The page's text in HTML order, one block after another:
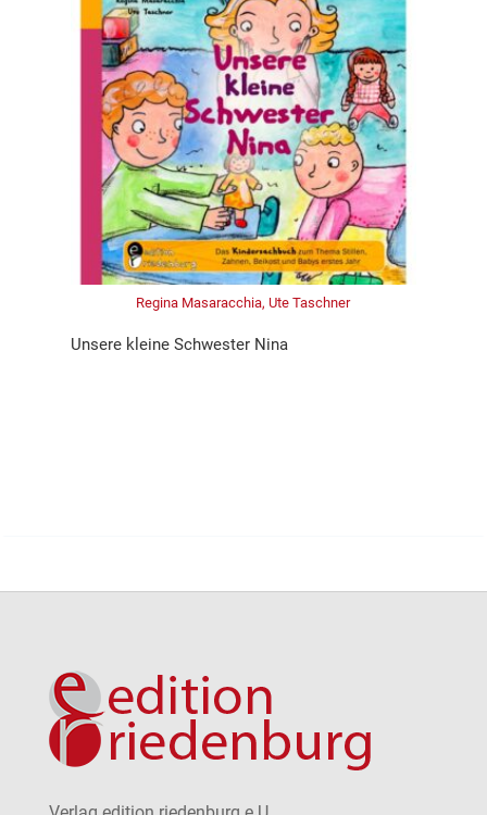
Regina Masaracchia, Ute Taschner
Unsere kleine Schwester Nina